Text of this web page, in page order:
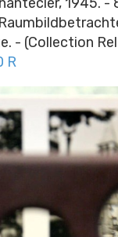
- (Collection
R